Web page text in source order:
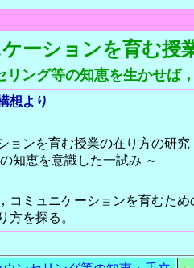
ーションを育む授
リング等の知恵を生かせば
想より
ョンを育む授業の在り方の研究
知恵を意識した一試み ～
コミュニケーションを育むた
方を探る。